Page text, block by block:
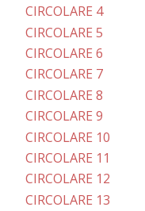
CIRCOLARE 4
CIRCOLARE 5
CIRCOLARE 6
CIRCOLARE 7
CIRCOLARE 8
CIRCOLARE 9
CIRCOLARE 10
CIRCOLARE 11
CIRCOLARE 12
CIRCOLARE 13